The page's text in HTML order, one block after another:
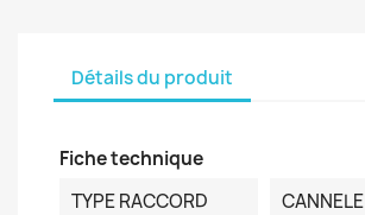
Détails du produit
Fiche technique
TYPE RACCORD
CANNELE